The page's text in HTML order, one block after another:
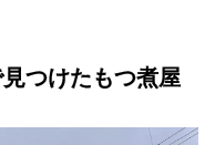
つけたもつ煮屋